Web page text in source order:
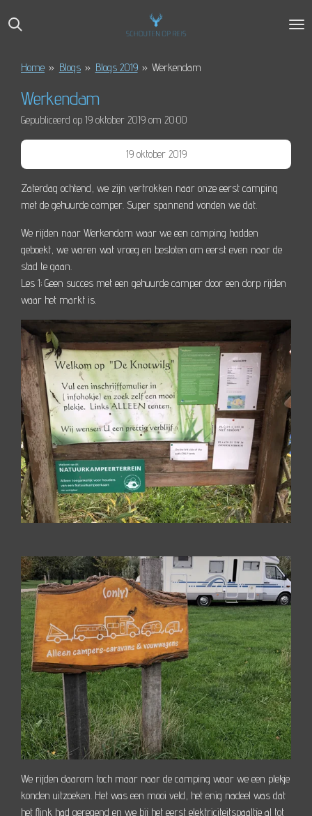
direct
Home » Blogs » Blogs 2019 » Werkendam
Werkendam
Gepubliceerd op 19 oktober 2019 om 20:00
19 oktober 2019
Zaterdag ochtend, we zijn vertrokken naar onze eerst camping
met de gehuurde camper. Super spannend vonden we dat.
We rijden naar Werkendam waar we een camping hadden
geboekt, we waren wat vroeg en besloten om eerst even naar de
stad te gaan.
Les 1; Geen succes met een gehuurde camper door een dorp rijden
waar het markt is.
We rijden daarom toch maar naar de camping waar we een plekje
konden uitzoeken. Het was een mooi veld, het enig nadeel was dat
het flink had geregend en we bij het eerst elektriciteitspaaltje al tot